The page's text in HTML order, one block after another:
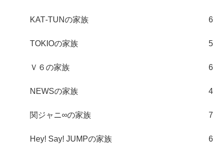
KAT‐TUNの家族 6
TOKIOの家族 5
Ｖ６の家族 6
NEWSの家族 4
関ジャニ∞の家族 7
Hey! Say! JUMPの家族 6